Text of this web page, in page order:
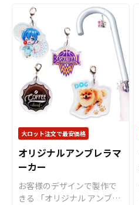
撮影・持ち歩き・ディスプ
レイをワンランクUP！すべ
て国内生産のメイド・イ
ン・ジャパン製品です
！販
売に必要な資材も取り揃え
ておりますので、お客様に
はデザインを入稿していた
だくだけでオリジナル商品
として販売していただくこ
とができます。オリジナル
グッズの制作やOEMをご検
討中の業者様もお気軽にご
相談ください。 推し活シー
ンと親和性が高く、SNSへ
の投稿もされやすいアイテ
ムですので、アニメやゲー
イズです。仕様用途も幅広
く、市場ニーズも高いタオ
ルになります。生地は国内
製造差された今治産のタオ
ルで、生地・印刷・縫製す
べて国内で製造致します。
※印刷後に縁処理を行いま
すが、特にご指定がない場
合、表の印刷カラーに合わ
せて縫製致します。 短納
期・小ロットでの対応も可
能ですのでご不明点があり
ましたらお気軽にご相談く
ださい。
大ロット注文で最安価格
オリジナルアンブレラマ
ーカー
お客様のデザインで製作で
きる 「オリジナル アンブレ